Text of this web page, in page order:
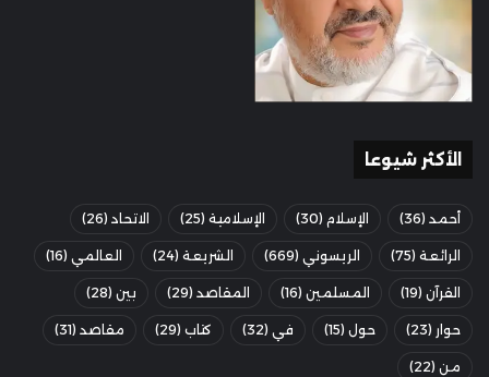
الأكثر شيوعا
أحمد (36) الإسلام (30) الإسلامية (25) الاتحاد (26)
الرائعة (75) الريسوني (669) الشريعة (24) العالمي (16)
القرآن (19) المسلمين (16) المقاصد (29) بين (28)
حوار (23) حول (15) في (32) كتاب (29) مقاصد (31)
من (22)